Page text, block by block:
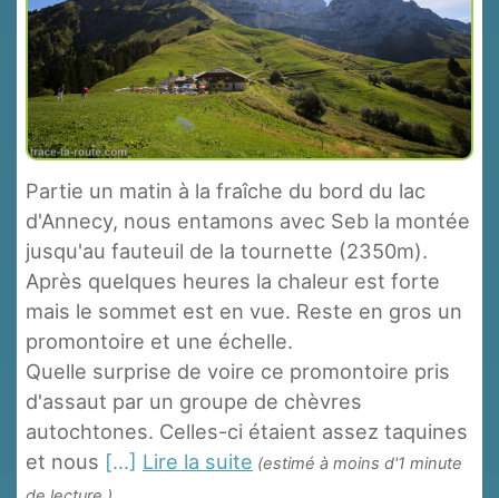
Partie un matin à la fraîche du bord du lac
d'Annecy, nous entamons avec Seb la montée
jusqu'au fauteuil de la tournette (2350m).
Après quelques heures la chaleur est forte
mais le sommet est en vue. Reste en gros un
promontoire et une échelle.
Quelle surprise de voire ce promontoire pris
d'assaut par un groupe de chèvres
autochtones. Celles-ci étaient assez taquines
et nous [...] Lire la suite (estimé à moins d'1 minute